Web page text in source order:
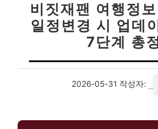
비짓재팬 여행정
일정변경 시 업데
7단계 총
2026-05-31 작성자: